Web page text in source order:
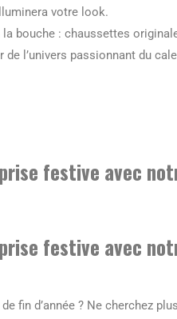
votre look.
bouche : chaussettes
l’univers passionnant du
festive avec
festive avec
fin d’année ? Ne cherchez